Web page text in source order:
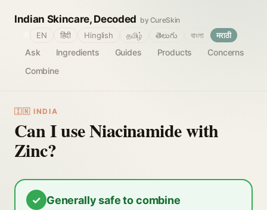
Indian Skincare, Decoded by CureSkin
Ask Ingredients Guides Products
Concerns
Combine
EN हिंदी Hinglish தமிழ் తెలుగు বাংলা मराठी
🇮🇳 INDIA
Can I use Niacinamide with
Zinc?
✓ Generally safe to combine